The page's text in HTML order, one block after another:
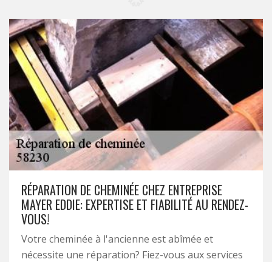
RÉPARATION DE CHEMINÉE CHEZ ENTREPRISE
MAYER EDDIE: EXPERTISE ET FIABILITÉ AU RENDEZ-
VOUS!
Votre cheminée à l'ancienne est abîmée et
nécessite une réparation? Fiez-vous aux services